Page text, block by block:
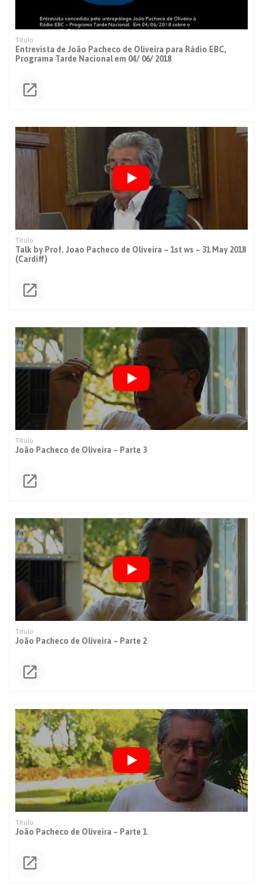
Entrevista de João Pacheco de Oliveira para Rádio EBC,
Programa Tarde Nacional em 04/ 06/ 2018
Talk by Prof. Joao Pacheco de Oliveira – 1st ws – 31 May 2018
(Cardiff)
João Pacheco de Oliveira – Parte 3
João Pacheco de Oliveira – Parte 2
João Pacheco de Oliveira – Parte 1